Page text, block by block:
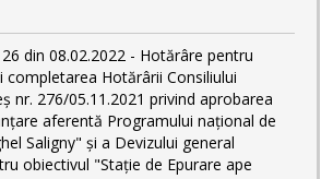
din 08.02.2022 - Hotărâre pentru
completarea Hotărârii Consiliului
nr. 276/05.11.2021 privind aprobarea
aferentă Programului național de
Saligny" și a Devizului general
obiectivul "Stație de Epurare ape